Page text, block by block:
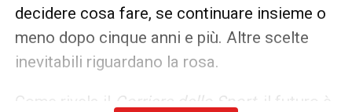
decidere cosa fare, se continuare insieme o
meno dopo cinque anni e più. Altre scelte
inevitabili riguardano la rosa.
Come rivela il Corriere dello Sport, il futuro è